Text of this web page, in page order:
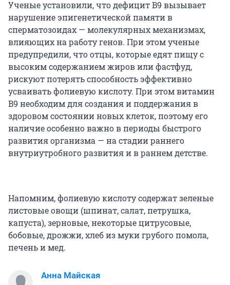
Ученые установили, что дефицит B9 вызывает
нарушение эпигенетической памяти в
сперматозоидах — молекулярных механизмах,
влияющих на работу генов. При этом ученые
предупредили, что отцы, которые едят пищу с
высоким содержанием жиров или фастфуд,
рискуют потерять способность эффективно
усваивать фолиевую кислоту. При этом витамин
B9 необходим для создания и поддержания в
здоровом состоянии новых клеток, поэтому его
наличие особенно важно в периоды быстрого
развития организма — на стадии раннего
внутриутробного развития и в раннем детстве.
Напомним, фолиевую кислоту содержат зеленые
листовые овощи (шпинат, салат, петрушка,
капуста), зерновые, некоторые цитрусовые,
бобовые, дрожжи, хлеб из муки грубого помола,
печень и мед.
Анна Майская